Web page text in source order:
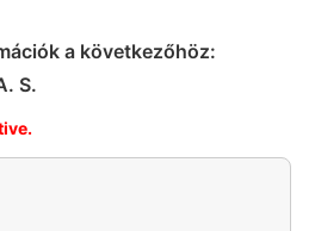
a következőhöz:
S.